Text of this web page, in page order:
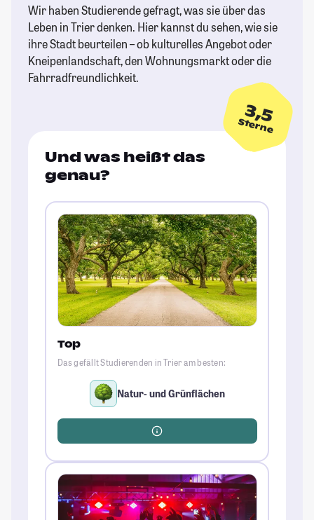
Wir haben Studierende gefragt, was sie über das
Leben in Trier denken. Hier kannst du sehen, wie sie
ihre Stadt beurteilen – ob kulturelles Angebot oder
Kneipenlandschaft, den Wohnungsmarkt oder die
Fahrradfreundlichkeit.
3,5
Sterne
Und was heißt das
genau?
Top
Das gefällt Studierenden in Trier am besten:
Natur- und Grünflächen